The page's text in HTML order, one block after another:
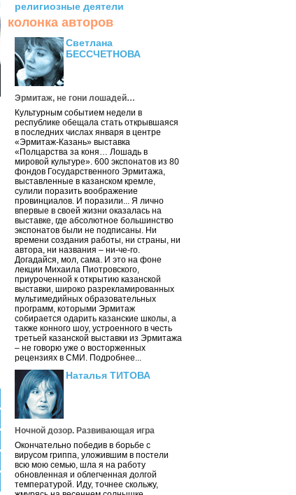
религиозные деятели
колонка авторов
Светлана
БЕССЧЕТНОВА
Эрмитаж, не гони лошадей…
Культурным событием недели в
республике обещала стать открывшаяся
в последних числах января в центре
«Эрмитаж-Казань» выставка
«Полцарства за коня… Лошадь в
мировой культуре». 600 экспонатов из 80
фондов Государственного Эрмитажа,
выставленные в казанском кремле,
сулили поразить воображение
провинциалов. И поразили... Я лично
впервые в своей жизни оказалась на
выставке, где абсолютное большинство
экспонатов были не подписаны. Ни
времени создания работы, ни страны, ни
автора, ни названия – ни-че-го.
Догадайся, мол, сама. И это на фоне
лекции Михаила Пиотровского,
приуроченной к открытию казанской
выставки, широко разрекламированных
мультимедийных образовательных
программ, которыми Эрмитаж
собирается одарить казанские школы, а
также конного шоу, устроенного в честь
третьей казанской выставки из Эрмитажа
– не говорю уже о восторженных
рецензиях в СМИ. Подробнее...
Наталья ТИТОВА
Ночной дозор. Развивающая игра
Окончательно победив в борьбе с
вирусом гриппа, уложившим в постели
всю мою семью, шла я на работу
обновленная и облегченная долгой
температурой. Иду, точнее скольжу,